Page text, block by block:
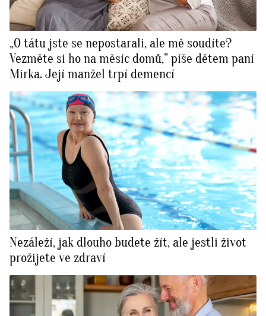
„O tátu jste se nepostarali, ale mě soudíte?
Vezměte si ho na měsíc domů,” píše dětem paní
Mirka. Její manžel trpí demencí
Nezáleží, jak dlouho budete žít, ale jestli život
prožijete ve zdraví